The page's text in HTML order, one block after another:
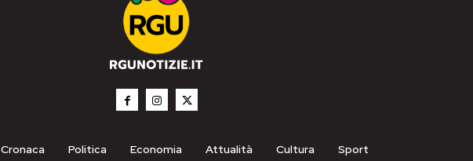
Cronaca Politica Economia Attualità Cultura Sport